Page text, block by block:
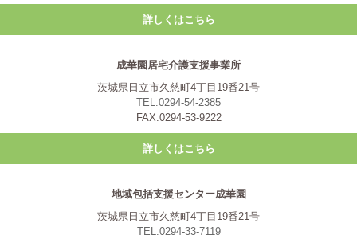
詳しくはこちら
成華園居宅介護支援事業所
茨城県日立市久慈町4丁目19番21号
TEL.0294-54-2385
FAX.0294-53-9222
詳しくはこちら
地域包括支援センター成華園
茨城県日立市久慈町4丁目19番21号
TEL.0294-33-7119